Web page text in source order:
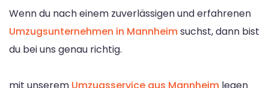
Wenn du nach einem zuverlässigen und erfahrenen
Umzugsunternehmen in Mannheimsuchst, dann bist
du bei uns genau richtig.
mit unserem Umzugsservice aus Mannheim legen